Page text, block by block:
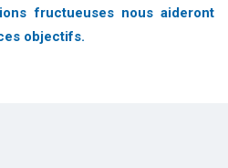
fructueuses nous aideront
objectifs.